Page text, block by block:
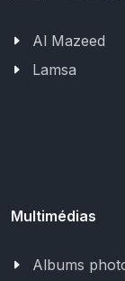
Al Mazeed
Lamsa
Multimédias
Albums